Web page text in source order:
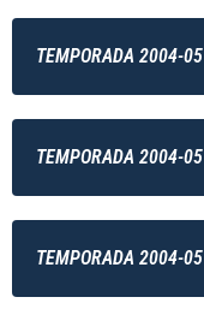
TEMPORADA 2004-05
TEMPORADA 2004-05
TEMPORADA 2004-05